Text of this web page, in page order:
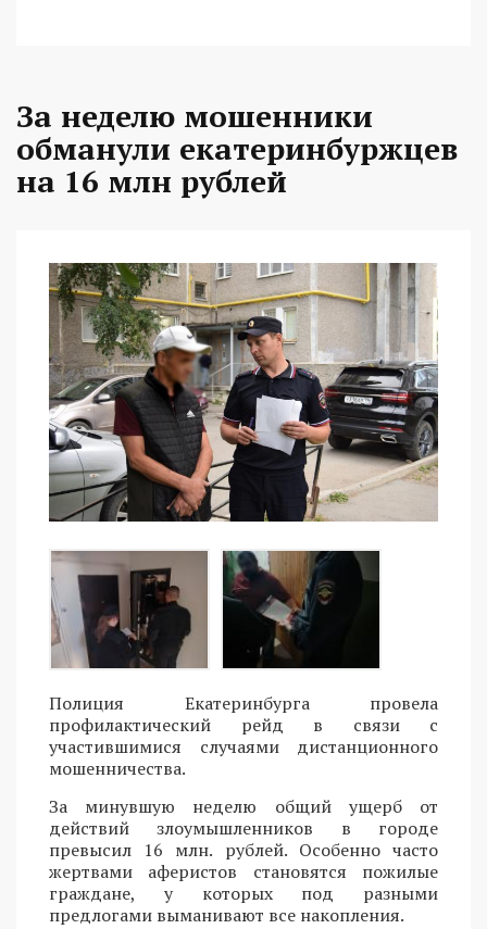
За неделю мошенники
обманули екатеринбуржцев
на 16 млн рублей
Полиция Екатеринбурга провела
профилактический рейд в связи с
участившимися случаями дистанционного
мошенничества.
За минувшую неделю общий ущерб от
действий злоумышленников в городе
превысил 16 млн. рублей. Особенно часто
жертвами аферистов становятся пожилые
граждане, у которых под разными
предлогами выманивают все накопления.